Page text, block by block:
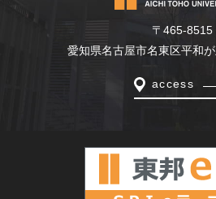
〒465-8515
愛知県名古屋市名東区平和
access